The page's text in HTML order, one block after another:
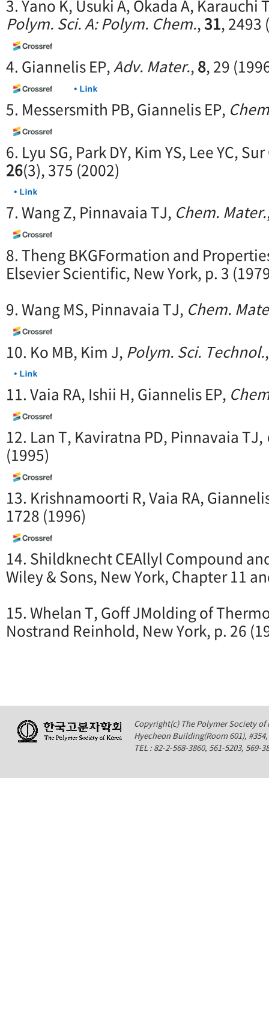
3. Yano K, Usuki A, Okada A,
Polym. Sci. A: Polym. Chem.,31, 2493
4. Giannelis EP,Adv. Mater.,8, 29
5. Messersmith PB, Giannelis EP,
6. Lyu SG, Park DY, Kim YS, Lee YC,
26(3), 375 (2002)
7. Wang Z, Pinnavaia TJ, Chem. Mater.
8. Theng BKGFormation and
Elsevier Scientific, New York, p. 3
9. Wang MS, Pinnavaia TJ, Chem.
10. Ko MB, Kim J, Polym. Sci. Technol.
11. Vaia RA, Ishii H, Giannelis EP,
12. Lan T, Kaviratna PD, Pinnavaia TJ,
(1995)
13. Krishnamoorti R, Vaia RA,
1728 (1996)
14. Shildknecht CEAllyl Compound
Wiley & Sons, New York, Chapter 11
15. Whelan T, Goff JMolding of
Nostrand Reinhold, New York, p. 26
Copyright(c) The Polymer Society of
Hyecheon Building(Room 601),
TEL : 82-2-568-3860, 561-5203,